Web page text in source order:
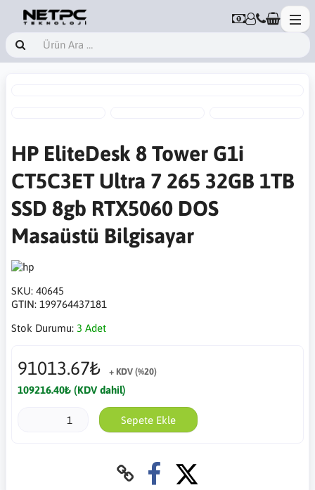
HP EliteDesk 8 Tower G1i
CT5C3ET Ultra 7 265 32GB 1TB
SSD 8gb RTX5060 DOS
Masaüstü Bilgisayar
SKU: 40645
GTIN: 199764437181
Stok Durumu: 3 Adet
91013.67₺ + KDV (%20)
109216.40₺ (KDV dahil)
Sepete Ekle